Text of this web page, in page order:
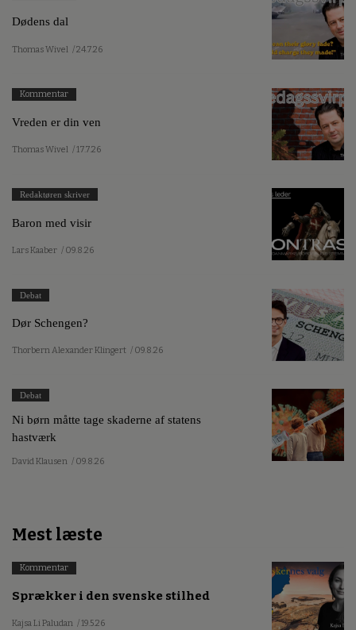
Dødens dal
Thomas Wivel / 24.7.26
Kommentar
Vreden er din ven
Thomas Wivel / 17.7.26
Redaktøren skriver
Baron med visir
Lars Kaaber / 09.8.26
Debat
Dør Schengen?
Thorbern Alexander Klingert / 09.8.26
Debat
Ni børn måtte tage skaderne af statens
hastværk
David Klausen / 09.8.26
Mest læste
Kommentar
Sprækker i den svenske stilhed
Kajsa Li Paludan / 19.5.26